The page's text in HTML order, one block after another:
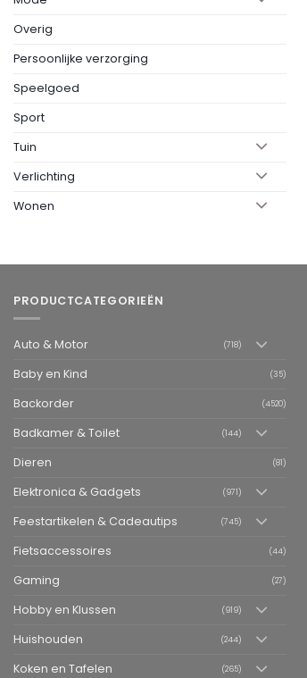
Overig
Persoonlijke verzorging
Speelgoed
Sport
Tuin
Verlichting
Wonen
PRODUCTCATEGORIEËN
Auto & Motor (718)
Baby en Kind (35)
Backorder (4520)
Badkamer & Toilet (144)
Dieren (81)
Elektronica & Gadgets (971)
Feestartikelen & Cadeautips (745)
Fietsaccessoires (44)
Gaming (27)
Hobby en Klussen (919)
Huishouden (244)
Koken en Tafelen (265)